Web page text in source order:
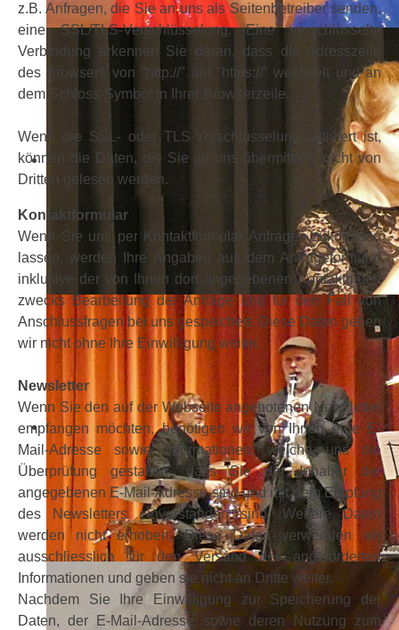
z.B. Anfragen, die Sie an uns als Seitenbetreiber senden,
eine SSL/TLS-Verschlüsselung. Eine verschlüsselte
Verbindung erkennen Sie daran, dass die Adresszeile
des Browsers von "http://" auf "https://" wechselt und an
dem Schloss-Symbol in Ihrer Browserzeile.
Wenn die SSL- oder TLS-Verschlüsselung aktiviert ist,
können die Daten, die Sie an uns übermitteln, nicht von
Dritten gelesen werden.
Kontaktformular
Wenn Sie uns per Kontaktformular Anfragen zukommen
lassen, werden Ihre Angaben aus dem Anfrageformular
inklusive der von Ihnen dort angegebenen Kontaktdaten
zwecks Bearbeitung der Anfrage und für den Fall von
Anschlussfragen bei uns gespeichert. Diese Daten geben
wir nicht ohne Ihre Einwilligung weiter.
Newsletter
Wenn Sie den auf der Webseite angebotenen Newsletter
empfangen möchten, benötigen wir von Ihnen eine E-
Mail-Adresse sowie Informationen, welche uns die
Überprüfung gestatten, dass Sie der Inhaber der
angegebenen E-Mail-Adresse sind und mit dem Empfang
des Newsletters einverstanden sind. Weitere Daten
werden nicht erhoben. Diese Daten verwenden wir
ausschliesslich für den Versand der angeforderten
Informationen und geben sie nicht an Dritte weiter.
Nachdem Sie Ihre Einwilligung zur Speicherung der
Daten, der E-Mail-Adresse sowie deren Nutzung zum